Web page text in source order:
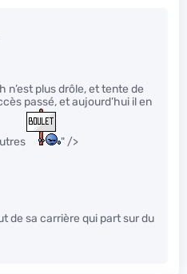
n’est plus drôle, et tente de
passé, et aujourd’hui il en
" />
de sa carrière qui part sur du